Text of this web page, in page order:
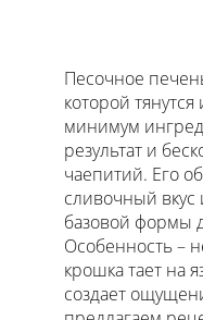
Песочное
которой
минимум
результат и
чаепитий. Его
сливочный вкус
базовой формы
Особенность –
крошка тает на
создает